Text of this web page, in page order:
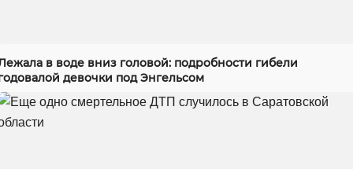
в воде вниз головой: подробности гибели
девочки под Энгельсом